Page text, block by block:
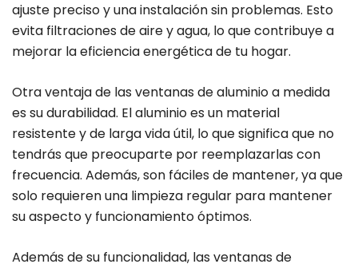
ajuste preciso y una instalación sin problemas. Esto
evita filtraciones de aire y agua, lo que contribuye a
mejorar la eficiencia energética de tu hogar.
Otra ventaja de las ventanas de aluminio a medida
es su durabilidad. El aluminio es un material
resistente y de larga vida útil, lo que significa que no
tendrás que preocuparte por reemplazarlas con
frecuencia. Además, son fáciles de mantener, ya que
solo requieren una limpieza regular para mantener
su aspecto y funcionamiento óptimos.
Además de su funcionalidad, las ventanas de